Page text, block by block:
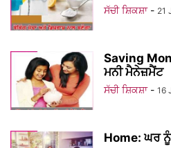
ਸੱਚੀ ਸ਼ਿਕਸ਼ਾ - 21
Saving
ਮਨੀ ਮੈਨੇਜ਼ਮੈਂਟ
ਸੱਚੀ ਸ਼ਿਕਸ਼ਾ - 16
Home: ਘਰ